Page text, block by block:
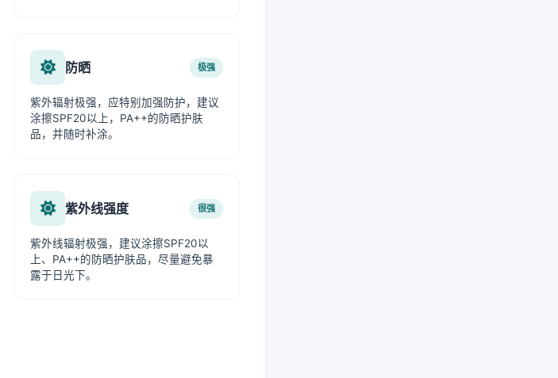
防晒 极强
紫外辐射极强，应特别加强防护，建议
涂擦SPF20以上，PA++的防晒护肤
品，并随时补涂。
紫外线强度 很强
紫外线辐射极强，建议涂擦SPF20以
上、PA++的防晒护肤品，尽量避免暴
露于日光下。